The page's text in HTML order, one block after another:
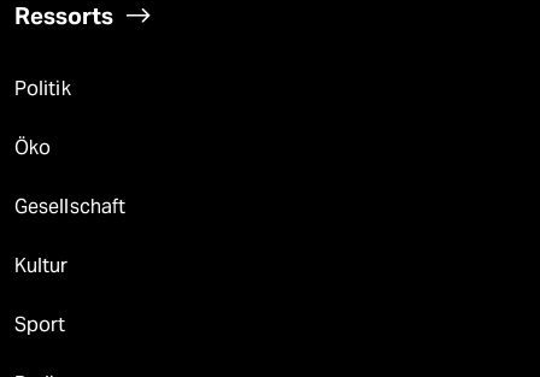
Ressorts
Politik
Öko
Gesellschaft
Kultur
Sport